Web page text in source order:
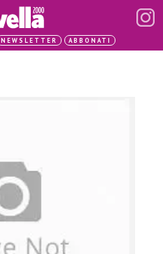
NEWSLETTER ABBONATI